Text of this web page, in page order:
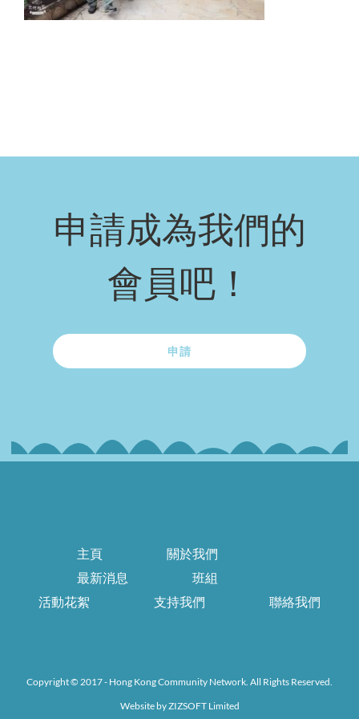
申請成為我們的
會員吧！
申請
主頁
關於我們
最新消息
班組
活動花絮
支持我們 聯絡我們
Copyright © 2017 - Hong Kong Community Network. All Rights Reserved.
Website byZIZSOFT Limited